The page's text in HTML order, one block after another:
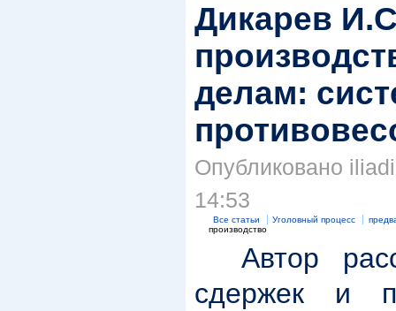
Дикарев
делам:
Опубликовано
14:53
Все статьи Уголовный процесс
производство
Автор
сдержек и